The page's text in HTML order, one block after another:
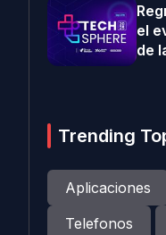
el
de
Trending
Aplicaciones
Telefonos